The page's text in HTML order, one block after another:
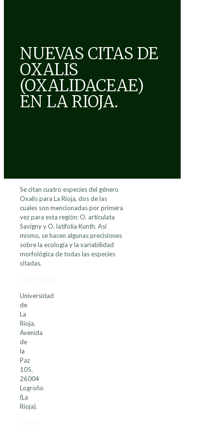
NUEVAS CITAS DE
OXALIS
(OXALIDACEAE)
EN LA RIOJA.
Se citan cuatro especies del género
Oxalis para La Rioja, dos de las
cuales son mencionadas por primera
vez para esta región: O. articulata
Savigny y O. latifolia Kunth. Así
mismo, se hacen algunas precisiones
sobre la ecología y la variabilidad
morfológica de todas las especies
citadas.
Universidad
de
La
Rioja.
Avenida
de
la
Paz
105.
26004
Logroño
(La
Rioja).